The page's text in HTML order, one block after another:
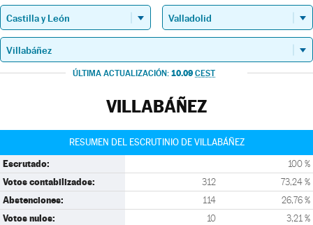
ÚLTIMA ACTUALIZACIÓN: 10.09 CEST
VILLABÁÑEZ
RESUMEN DEL ESCRUTINIO DE VILLABÁÑEZ
Escrutado: 100 %
Votos contabilizados: 312 73,24 %
Abstenciones: 114 26,76 %
Votos nulos: 10 3,21 %